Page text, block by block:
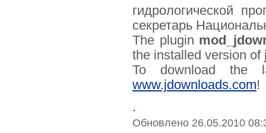
гидрологической
секретарь
The plugin
the installed version of
To download the
www.jdownloads.com!
.
Обновлено 26.05.2010